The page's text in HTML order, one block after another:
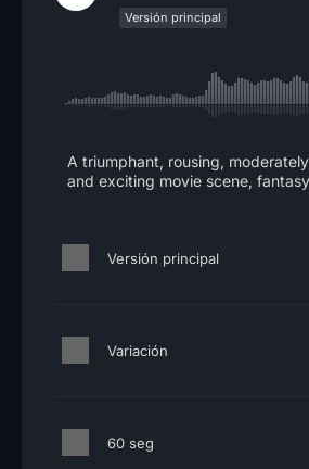
Versión principal
A triumphant, rousing,
and exciting movie scene,
Versión principal
Variación
60 seg